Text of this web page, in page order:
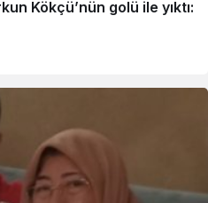
Kökçü’nün golü ile yıktı: